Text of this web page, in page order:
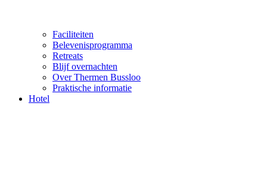
Faciliteiten
Belevenisprogramma
Retreats
Blijf overnachten
Over Thermen Bussloo
Praktische informatie
Hotel